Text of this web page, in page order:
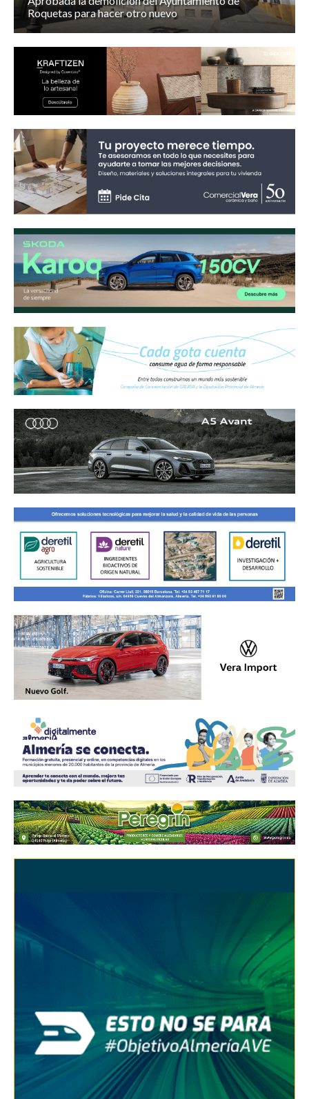
Roquetas para hacer otro nuevo